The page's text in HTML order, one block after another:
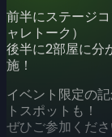
前半にステージ
ャレトーク）
後半に2部屋に分
施！
イベント限定の
トスポットも！
ぜひご参加くださ